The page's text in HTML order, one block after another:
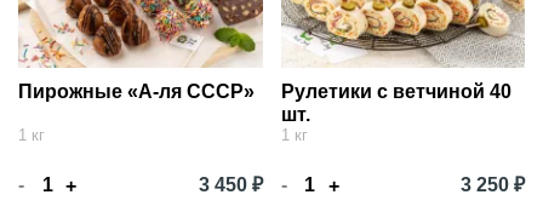
Пирожные «А-ля СССР»
1 кг
- + 3 450 ₽
Рулетики с ветчиной 40
шт.
1 кг
- + 3 250 ₽